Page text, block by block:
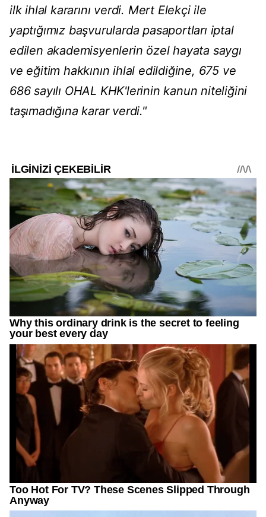
ilk ihlal kararını verdi. Mert Elekçi ile
yaptığımız başvurularda pasaportları iptal
edilen akademisyenlerin özel hayata saygı
ve eğitim hakkının ihlal edildiğine, 675 ve
686 sayılı OHAL KHK'lerinin kanun niteliğini
taşımadığına karar verdi."